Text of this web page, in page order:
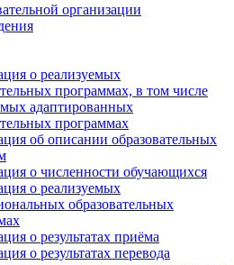
организации
о реализуемых
программах, в том числе
адаптированных
программах
об описании образовательных
о численности обучающихся
о реализуемых
образовательных
о результатах приёма
о результатах перевода